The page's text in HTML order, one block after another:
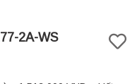
2A-WS